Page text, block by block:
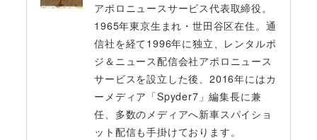
アポロニュースサービス代表取締役。
1965年東京生まれ・世田谷区在住。通
信社を経て1996年に独立、レンタルポ
ジ＆ニュース配信会社アポロニュース
サービスを設立した後、2016年にはカ
ーメディア「Spyder7」編集長に兼
任、多数のメディアへ新車スパイショ
ット配信も手掛けております。